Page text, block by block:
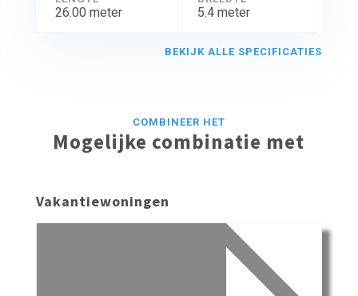
26.00 meter 5.4 meter
BEKIJK ALLE SPECIFICATIES
COMBINEER HET
Mogelijke combinatie met
Vakantiewoningen